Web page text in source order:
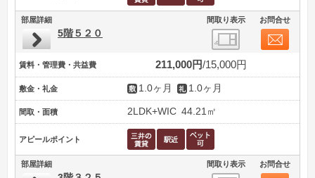
部屋詳細 間取り表示 お問合せ
5階５２０
賃料・管理費・共益費 211,000円 15,000円
敷金・礼金 1.0ヶ月 1.0ヶ月
間取・面積 2LDK+WIC 44.21㎡
アピールポイント
部屋詳細 間取り表示 お問合せ